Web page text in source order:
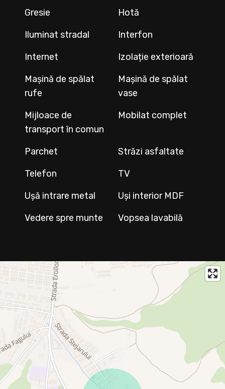
Gresie
Hotă
Iluminat stradal
Interfon
Internet
Izolație exterioară
Mașină de spălat
rufe
Mașină de spălat
vase
Mijloace de
transport în comun
Mobilat complet
Parchet
Străzi asfaltate
Telefon
TV
Ușă intrare metal
Uși interior MDF
Vedere spre munte
Vopsea lavabilă